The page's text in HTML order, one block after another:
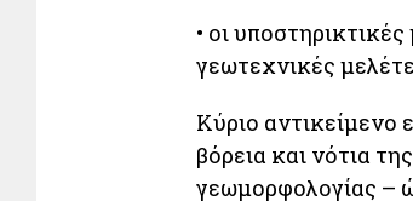
• οι
γεωτεχνικές
Κύριο αντικείμενο
βόρεια και νότια
γεωμορφολογίας –